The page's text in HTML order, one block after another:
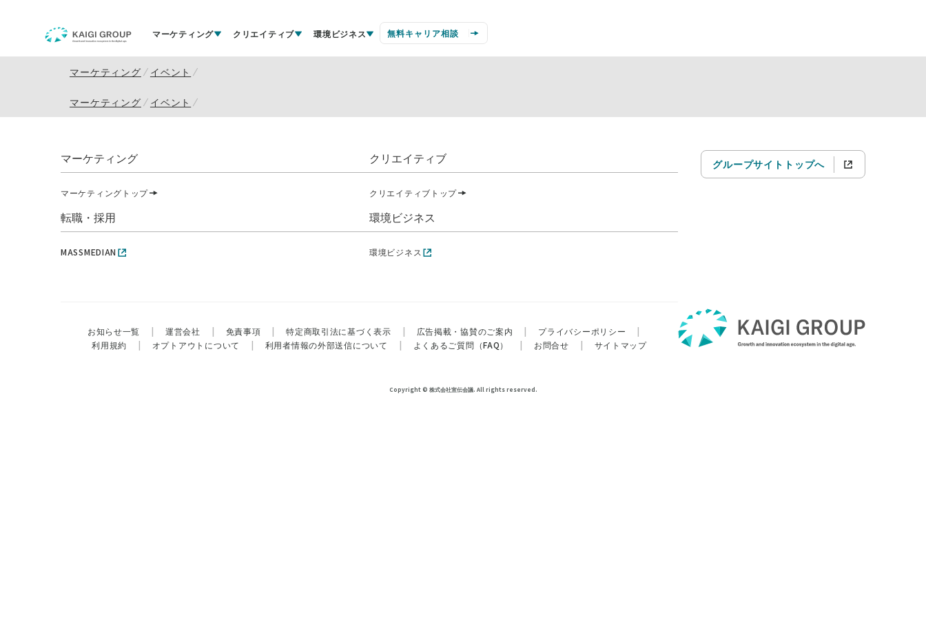
マーケティング クリエイティブ 環境ビジネス 無料キャリア相談
マーケティング イベント
マーケティング イベント
マーケティング
マーケティングトップ
クリエイティブ
クリエイティブトップ
転職・採用
MASSMEDIAN
環境ビジネス
環境ビジネス
お知らせ一覧 | 運営会社 | 免責事項 | 特定商取引法に基づく表示 | 広告掲載・協賛のご案内 | プライバシーポリシー
|
利用規約
| オプトアウトについて | 利用者情報の外部送信について | よくあるご質問（FAQ） | お問合せ | サイトマップ
グループサイトトップへ
Copyright © 株式会社宣伝会議. All rights reserved.